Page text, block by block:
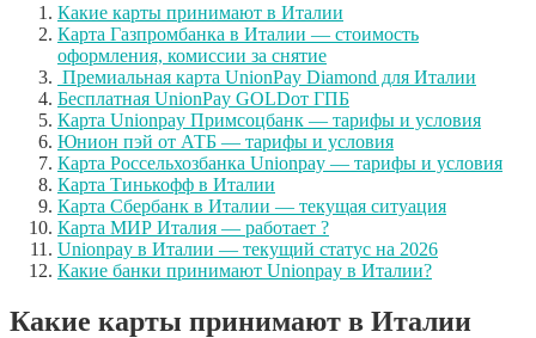
Какие карты принимают в Италии
Карта Газпромбанка в Италии — стоимость
оформления, комиссии за снятие
Премиальная карта UnionPay Diamond для Италии
Бесплатная UnionPay GOLDот ГПБ
Карта Unionpay Примсоцбанк — тарифы и условия
Юнион пэй от АТБ — тарифы и условия
Карта Россельхозбанка Unionpay — тарифы и условия
Карта Тинькофф в Италии
Карта Сбербанк в Италии — текущая ситуация
Карта МИР Италия — работает ?
Unionpay в Италии — текущий статус на 2026
Какие банки принимают Unionpay в Италии?
Какие карты принимают в Италии